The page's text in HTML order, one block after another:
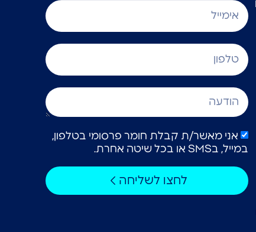
אני מאשר/ת קבלת חומר פרסומי בטלפון,
במייל, בSMS או בכל שיטה אחרת.
לחצו לשליחה